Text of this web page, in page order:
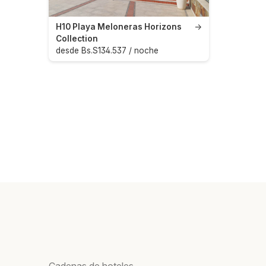
→
H10 Playa Meloneras Horizons
Collection
desde Bs.S134.537 / noche